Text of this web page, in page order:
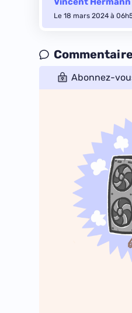
Le 18 mars 2024 à
Abonnez-